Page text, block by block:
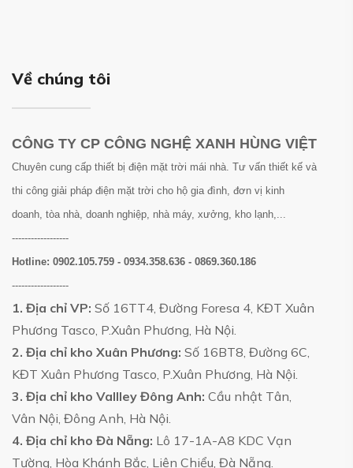
Về chúng tôi
CÔNG TY CP CÔNG NGHỆ XANH HÙNG VIỆT
Chuyên cung cấp thiết bị điện mặt trời mái nhà. Tư vấn thiết kế và
thi công giải pháp điện mặt trời cho hộ gia đình, đơn vị kinh
doanh, tòa nhà, doanh nghiệp, nhà máy, xưởng, kho lạnh,...
------------------
Hotline: 0902.105.759 - 0934.358.636 - 0869.360.186
------------------
1. Địa chỉ VP: Số 16TT4, Đường Foresa 4, KĐT Xuân
Phương Tasco, P.Xuân Phương, Hà Nội.
2. Địa chỉ kho Xuân Phương: Số 16BT8, Đường 6C,
KĐT Xuân Phương Tasco, P.Xuân Phương, Hà Nội.
3. Địa chỉ kho Vallley Đông Anh: Cầu nhật Tân,
Vân Nội, Đông Anh, Hà Nội.
4. Địa chỉ kho Đà Nẵng: Lô 17-1A-A8 KDC Vạn
Tường, Hòa Khánh Bắc, Liên Chiểu, Đà Nẵng.